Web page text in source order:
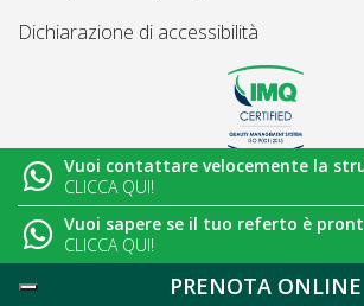
Dichiarazione di accessibilità
© 2026Martini Centro Medico - Lucca
PRENOTA ONLINE
Vuoi contattare velocemente la
CLICCA QUI!
Vuoi sapere se il tuo referto è
CLICCA QUI!